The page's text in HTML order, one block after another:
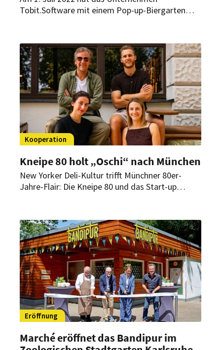
Tobit.Software mit einem Pop-up-Biergarten
digital möglich.
Kooperation
Kneipe 80 holt „Oschi“ nach München
New Yorker Deli-Kultur trifft Münchner 80er-
Jahre-Flair: Die Kneipe 80 und das Start-up
Anschließend soll das Sandwich-Konzept
dauerhaft in beide Standorte der Kneipe 80
einziehen.
Eröffnung
Marché eröffnet das Bandipur im